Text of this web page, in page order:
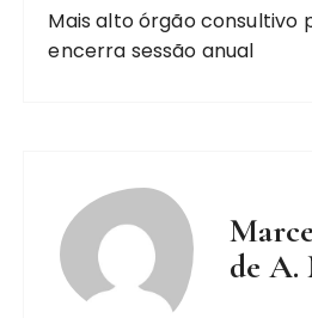
Mais alto órgão consultivo
encerra sessão anual
de A.